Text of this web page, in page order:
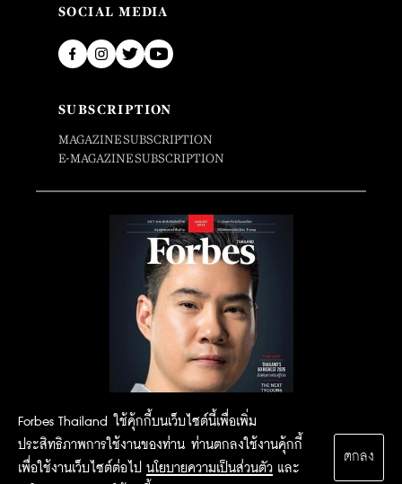
Forbes Thailand ใช้คุ้กกี้บนเว็บไซต์นี้เพื่อเพิ่ม
ประสิทธิภาพการใช้งานของท่าน ท่านตกลงใช้งานคุ้กกี้
เพื่อใช้งานเว็บไซต์ต่อไป นโยบายความเป็นส่วนตัว และ
ตกลง
SOCIAL MEDIA
SUBSCRIPTION
MAGAZINE SUBSCRIPTION
E-MAGAZINE SUBSCRIPTION